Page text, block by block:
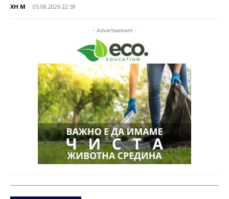
XH M - 05.08.2026 22:59
- Advertisement -